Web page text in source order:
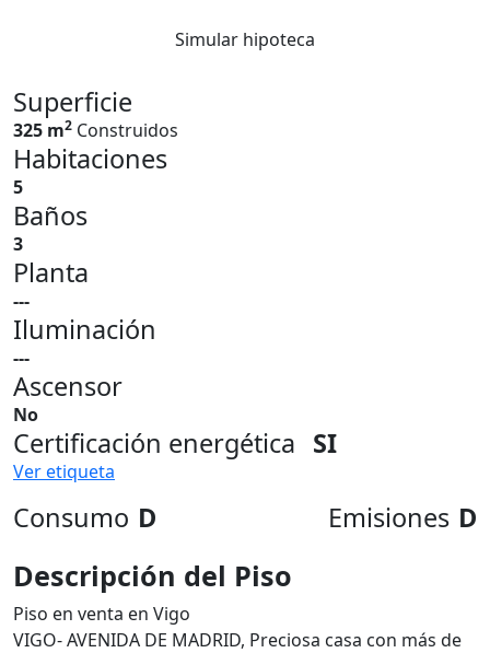
Simular hipoteca
Superficie
325 m2 Construidos
Habitaciones
5
Baños
3
Planta
---
Iluminación
---
Ascensor
No
Certificación energética SI
Ver etiqueta
Consumo D Emisiones D
Descripción del Piso
Piso en venta en Vigo
VIGO- AVENIDA DE MADRID, Preciosa casa con más de